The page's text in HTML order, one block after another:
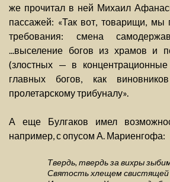
же прочитал в ней Михаил
пассажей: «Так вот, товарищи,
требования: смена
...выселение богов из храмов и
(злостных — в концентрационные
главных богов, как
пролетарскому трибуналу».
А еще Булгаков имел
например, с опусом А. Мариенгофа:
Твердь, твердь за вихры
Святость хлещем свистящей